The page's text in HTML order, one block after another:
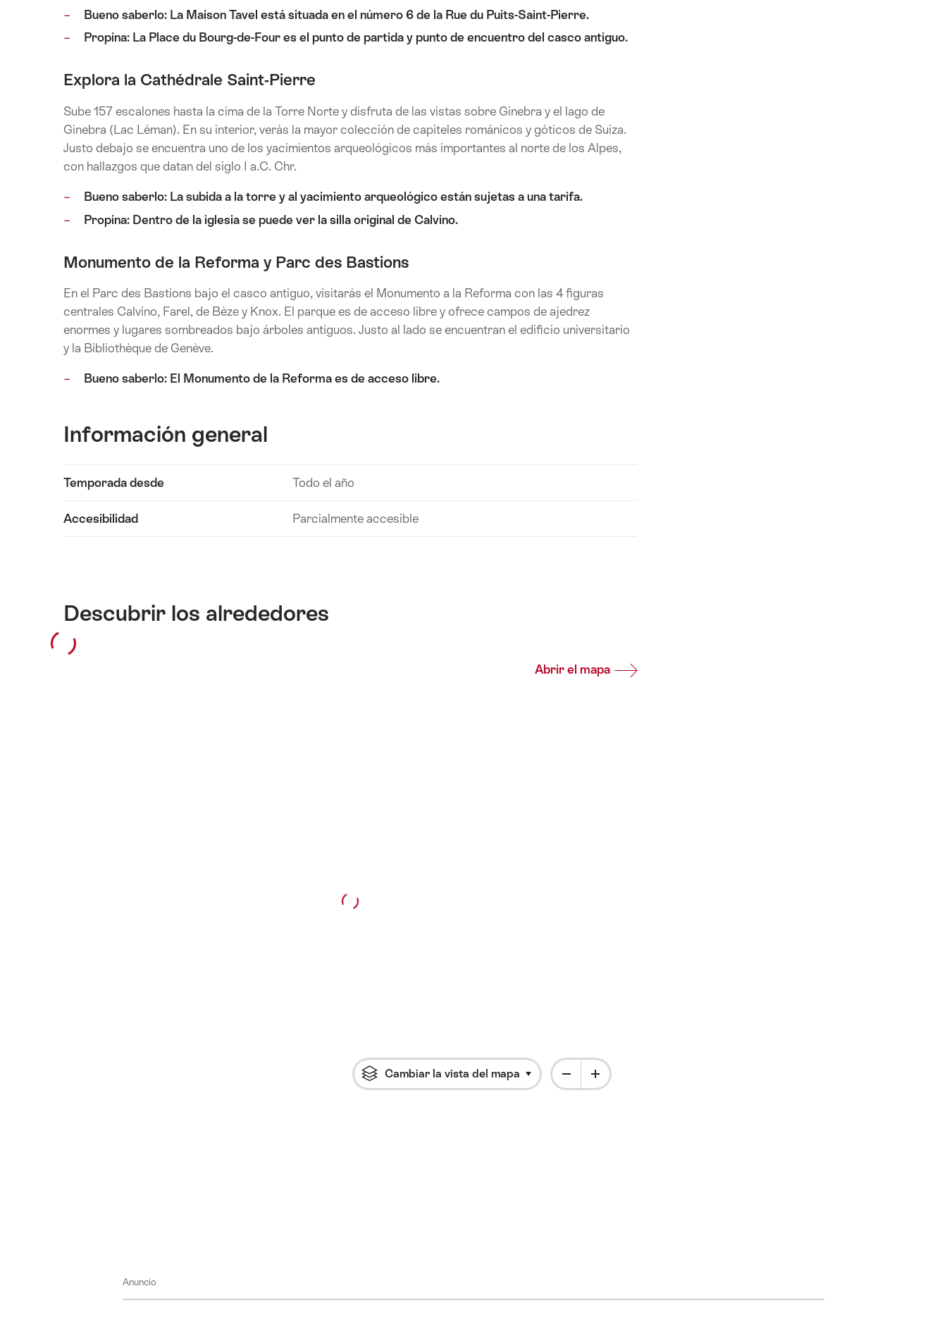
Bueno saberlo: La Maison Tavel está situada en el número 6 de la Rue du Puits-Saint-Pierre.
Propina: La Place du Bourg-de-Four es el punto de partida y punto de encuentro del casco antiguo.
Explora la Cathédrale Saint-Pierre
Sube 157 escalones hasta la cima de la Torre Norte y disfruta de las vistas sobre Ginebra y el lago de
Ginebra (Lac Léman). En su interior, verás la mayor colección de capiteles románicos y góticos de Suiza.
Justo debajo se encuentra uno de los yacimientos arqueológicos más importantes al norte de los Alpes,
con hallazgos que datan del siglo I a.C. Chr.
Bueno saberlo: La subida a la torre y al yacimiento arqueológico están sujetas a una tarifa.
Propina: Dentro de la iglesia se puede ver la silla original de Calvino.
Monumento de la Reforma y Parc des Bastions
En el Parc des Bastions bajo el casco antiguo, visitarás el Monumento a la Reforma con las 4 figuras
centrales Calvino, Farel, de Bèze y Knox. El parque es de acceso libre y ofrece campos de ajedrez
enormes y lugares sombreados bajo árboles antiguos. Justo al lado se encuentran el edificio universitario
y la Bibliothèque de Genève.
Bueno saberlo: El Monumento de la Reforma es de acceso libre.
Información general
contenido
de
Temporada desde Todo el año
Accesibilidad Parcialmente accesible
Descubrir los alrededores
Abrir el mapa
Cambiar la vista del mapa Haga clic para abrir una ventana flotante con más información
Anuncio